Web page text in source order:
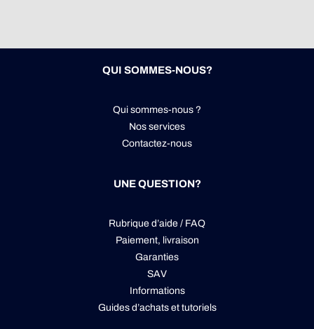
QUI SOMMES-NOUS?
Qui sommes-nous ?
Nos services
Contactez-nous
UNE QUESTION?
Rubrique d’aide / FAQ
Paiement, livraison
Garanties
SAV
Informations
Guides d’achats et tutoriels